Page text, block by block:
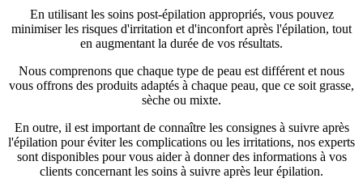
En utilisant les soins post-épilation appropriés, vous pouvez
minimiser les risques d'irritation et d'inconfort après l'épilation, tout
en augmentant la durée de vos résultats.
Nous comprenons que chaque type de peau est différent et nous
vous offrons des produits adaptés à chaque peau, que ce soit grasse,
sèche ou mixte.
En outre, il est important de connaître les consignes à suivre après
l'épilation pour éviter les complications ou les irritations, nos experts
sont disponibles pour vous aider à donner des informations à vos
clients concernant les soins à suivre après leur épilation.